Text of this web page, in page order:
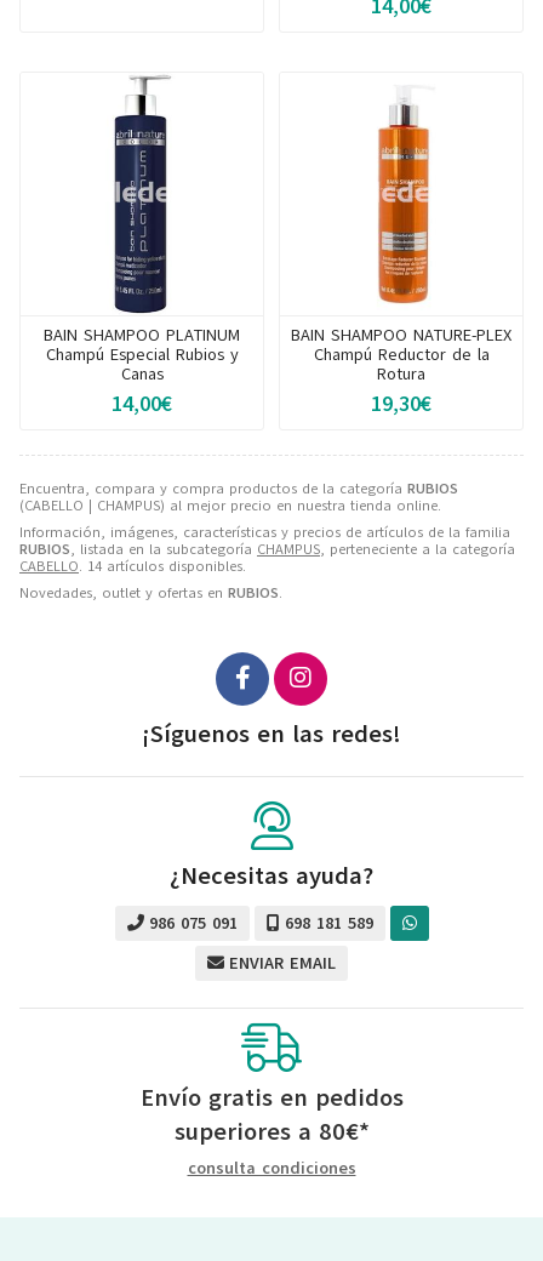
Encuentra, compara y compra productos de la categoría RUBIOS
(CABELLO | CHAMPUS) al mejor precio en nuestra tienda online.
Información, imágenes, características y precios de artículos de la familia
RUBIOS, listada en la subcategoría CHAMPUS, perteneciente a la categoría
CABELLO. 14 artículos disponibles.
Novedades, outlet y ofertas en RUBIOS.
BAIN SHAMPOO PLATINUM
Champú Especial Rubios y
Canas
14,00€
BAIN SHAMPOO NATURE-PLEX
Champú Reductor de la
Rotura
19,30€
¡Síguenos en las redes!
¿Necesitas ayuda?
986 075 091
698 181 589
ENVIAR EMAIL
Envío gratis en pedidos
superiores a 80€*
consulta condiciones